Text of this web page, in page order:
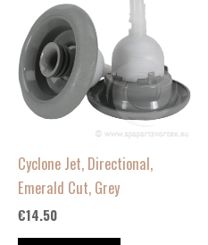
Cyclone Jet, Directional,
Emerald Cut, Grey
€14.50